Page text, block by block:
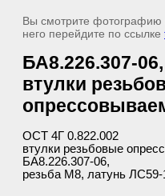
Вы смотрите фотографию
него перейдите по ссылке
БА8.226.307-
втулки
ОСТ 4Г 0.822.002
втулки резьбовые
БА8.226.307-06,
резьба М8, латунь ЛС59-